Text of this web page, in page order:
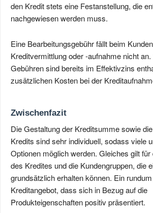
den Kredit stets eine Festanstellung, die
nachgewiesen werden muss.
Eine Bearbeitungsgebühr fällt beim
Kreditvermittlung oder -aufnahme nicht
Gebühren sind bereits im Effektivzins
zusätzlichen Kosten bei der
Zwischenfazit
Die Gestaltung der Kreditsumme sowie
Kredits sind sehr individuell, sodass viele
Optionen möglich werden. Gleiches gilt für
des Kredites und die Kundengruppen, die
grundsätzlich erhalten können. Ein
Kreditangebot, dass sich in Bezug auf die
Produkteigenschaften positiv präsentiert.